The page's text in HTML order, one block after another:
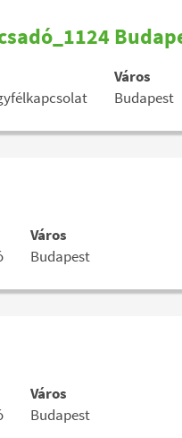
Város
Budapest
Város
Budapest
Város
Budapest